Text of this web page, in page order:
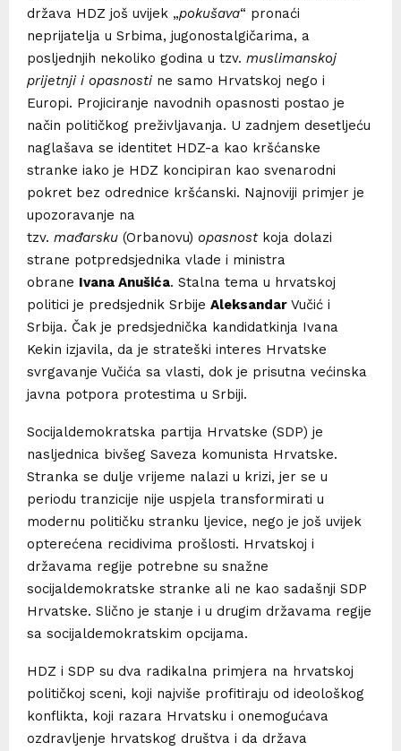
država HDZ još uvijek „pokušava“ pronaći
neprijatelja u Srbima, jugonostalgičarima, a
posljednjih nekoliko godina u tzv. muslimanskoj
prijetnji i opasnosti ne samo Hrvatskoj nego i
Europi. Projiciranje navodnih opasnosti postao je
način političkog preživljavanja. U zadnjem desetljeću
naglašava se identitet HDZ-a kao kršćanske
stranke iako je HDZ koncipiran kao svenarodni
pokret bez odrednice kršćanski. Najnoviji primjer je
upozoravanje na
tzv. mađarsku (Orbanovu) opasnostkoja dolazi
strane potpredsjednika vlade i ministra
obrane Ivana Anušića. Stalna tema u hrvatskoj
politici je predsjednik Srbije Aleksandar Vučić i
Srbija. Čak je predsjednička kandidatkinja Ivana
Kekin izjavila, da je strateški interes Hrvatske
svrgavanje Vučića sa vlasti, dok je prisutna većinska
javna potpora protestima u Srbiji.
Socijaldemokratska partija Hrvatske (SDP) je
nasljednica bivšeg Saveza komunista Hrvatske.
Stranka se dulje vrijeme nalazi u krizi, jer se u
periodu tranzicije nije uspjela transformirati u
modernu političku stranku ljevice, nego je još uvijek
opterećena recidivima prošlosti. Hrvatskoj i
državama regije potrebne su snažne
socijaldemokratske stranke ali ne kao sadašnji SDP
Hrvatske. Slično je stanje i u drugim državama regije
sa socijaldemokratskim opcijama.
HDZ i SDP su dva radikalna primjera na hrvatskoj
političkoj sceni, koji najviše profitiraju od ideološkog
konflikta, koji razara Hrvatsku i onemogućava
ozdravljenje hrvatskog društva i da država